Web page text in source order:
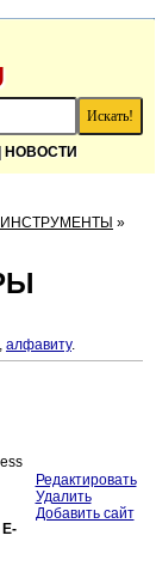
| НОВОСТИ
»
, алфавиту.
E-
Редактировать
Удалить
Добавить сайт